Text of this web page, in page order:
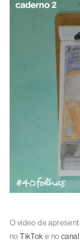
O vídeo de
noTikTok e no